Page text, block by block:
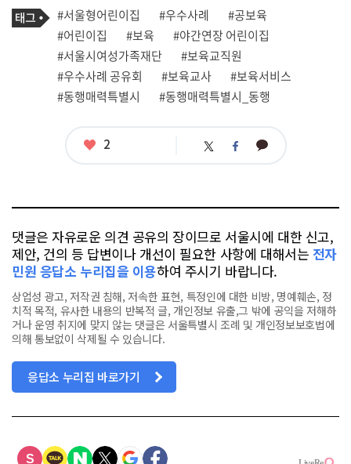
기
사
관
련
태
그
태
그
#서울형어린이집 #우수사례
#공보육
#어린이집
#보육
#야간연장 어린이집
#서울시여성가족재단
#보육교직원
#우수사례 공유회
#보육교사
#보육서비스
#동행매력특별시
#동행매력특별시_동행
좋
2 트 페 카
댓글은 자유로운 의견 공유의 장이므로 서울시에 대한 신고,
제안, 건의 등 답변이나 개선이 필요한 사항에 대해서는 전자
민원 응답소 누리집을 이용하여 주시기 바랍니다.
상업성 광고, 저작권 침해, 저속한 표현, 특정인에 대한 비방, 명예훼손, 정
치적 목적, 유사한 내용의 반복적 글, 개인정보 유출,그 밖에 공익을 저해하
거나 운영 취지에 맞지 않는 댓글은 서울특별시 조례 및 개인정보보호법에
의해 통보없이 삭제될 수 있습니다.
응답소 누리집 바로가기